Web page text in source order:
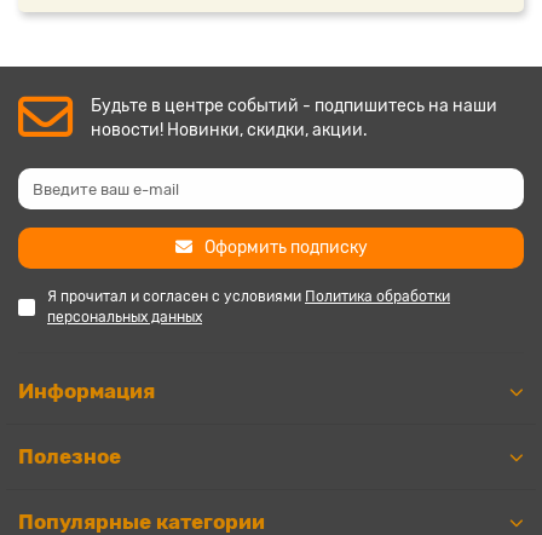
Будьте в центре событий - подпишитесь на наши
новости! Новинки, скидки, акции.
Оформить подписку
Я прочитал и согласен с условиями Политика обработки
персональных данных
Информация
Полезное
Популярные категории